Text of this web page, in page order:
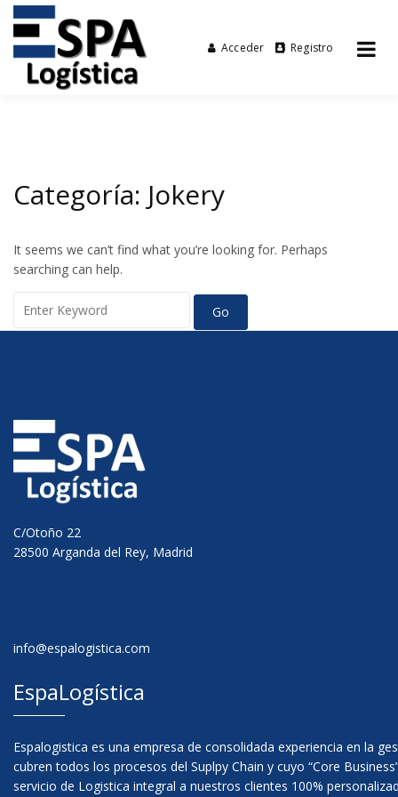
Espalogística
Tu agencia de transporte
Acceder Registro
Categoría: Jokery
It seems we can’t find what you’re looking for. Perhaps
searching can help.
C/Otoño 22
28500 Arganda del Rey, Madrid
info@espalogistica.com
EspaLogística
Espalogistica es una empresa de consolidada experiencia en la
cubren todos los procesos del Suplpy Chain y cuyo “Core
servicio de Logistica integral a nuestros clientes 100%